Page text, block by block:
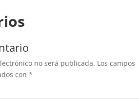
no será publicada. Los campos
con *